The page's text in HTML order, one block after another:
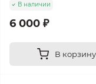
В наличии
6 000 ₽
В корзину